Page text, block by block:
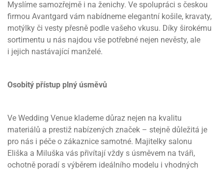
Myslíme samozřejmě i na ženichy. Ve spolupráci s českou
firmou Avantgard vám nabídneme elegantní košile, kravaty,
motýlky či vesty přesně podle vašeho vkusu. Díky širokému
sortimentu u nás najdou vše potřebné nejen nevěsty, ale
i jejich nastávající manželé.
Osobitý přístup plný úsměvů
Ve Wedding Venue klademe důraz nejen na kvalitu
materiálů a prestiž nabízených značek – stejně důležitá je
pro nás i péče o zákaznice samotné. Majitelky salonu
Eliška a Miluška vás přivítají vždy s úsměvem na tváři,
ochotně poradí s výběrem ideálního modelu i vhodných